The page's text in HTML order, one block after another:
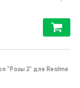
"Розы 2" для Realme